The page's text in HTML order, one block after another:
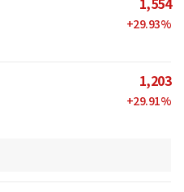
1,554
+29.93%
1,203
+29.91%